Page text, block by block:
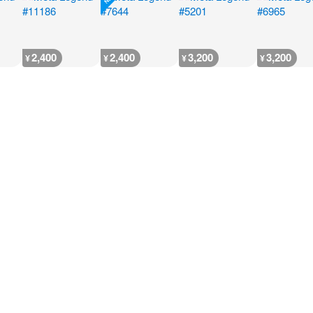
¥2,400 ¥2,400 ¥3,200 ¥3,200